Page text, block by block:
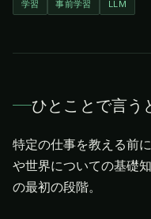
学習 事前学習 LLM
ひとことで言う
特定の仕事を教える前
や世界についての基礎
の最初の段階。